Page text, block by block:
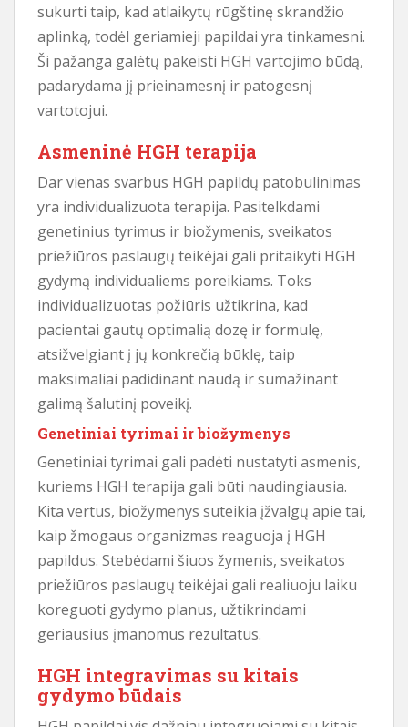
sukurti taip, kad atlaikytų rūgštinę skrandžio
aplinką, todėl geriamieji papildai yra tinkamesni.
Ši pažanga galėtų pakeisti HGH vartojimo būdą,
padarydama jį prieinamesnį ir patogesnį
vartotojui.
Asmeninė HGH terapija
Dar vienas svarbus HGH papildų patobulinimas
yra individualizuota terapija. Pasitelkdami
genetinius tyrimus ir biožymenis, sveikatos
priežiūros paslaugų teikėjai gali pritaikyti HGH
gydymą individualiems poreikiams. Toks
individualizuotas požiūris užtikrina, kad
pacientai gautų optimalią dozę ir formulę,
atsižvelgiant į jų konkrečią būklę, taip
maksimaliai padidinant naudą ir sumažinant
galimą šalutinį poveikį.
Genetiniai tyrimai ir biožymenys
Genetiniai tyrimai gali padėti nustatyti asmenis,
kuriems HGH terapija gali būti naudingiausia.
Kita vertus, biožymenys suteikia įžvalgų apie tai,
kaip žmogaus organizmas reaguoja į HGH
papildus. Stebėdami šiuos žymenis, sveikatos
priežiūros paslaugų teikėjai gali realiuoju laiku
koreguoti gydymo planus, užtikrindami
geriausius įmanomus rezultatus.
HGH integravimas su kitais
gydymo būdais